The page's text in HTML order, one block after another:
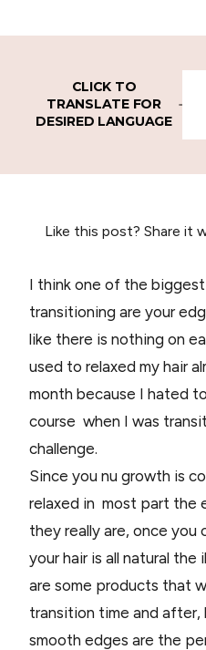
CLICK TO
TRANSLATE FOR
DESIRED LANGUAGE
Like this post? Share it
I think one of the
transitioning are your
like there is nothing on
used to relaxed my hair
month because I hated
course when I was
challenge.
Since you nu growth is
relaxed in most part the
they really are, once you
your hair is all natural
are some products that
transition time and after,
smooth edges are the